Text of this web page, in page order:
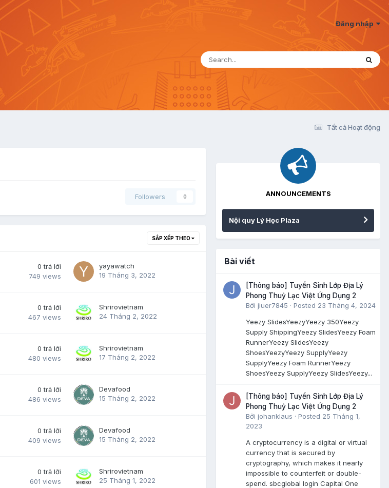
Đăng nhập
Tất cả Hoạt động
Followers 0
SẮP XẾP THEO
0 trả lời
749 views
yayawatch
19 Tháng 3, 2022
0 trả lời
467 views
Shrirovietnam
24 Tháng 2, 2022
0 trả lời
480 views
Shrirovietnam
17 Tháng 2, 2022
0 trả lời
486 views
Devafood
15 Tháng 2, 2022
0 trả lời
409 views
Devafood
15 Tháng 2, 2022
0 trả lời
601 views
Shrirovietnam
25 Tháng 1, 2022
ANNOUNCEMENTS
Nội quy Lý Học Plaza
Bài viết
[Thông báo] Tuyển Sinh Lớp Địa Lý
Phong Thuỷ Lạc Việt Ứng Dụng 2
Bởi jiuer7845 · Posted 23 Tháng 4, 2024
Yeezy SlidesYeezyYeezy 350Yeezy
Supply ShippingYeezy SlidesYeezy Foam
RunnerYeezy SlidesYeezy
ShoesYeezyYeezy SupplyYeezy
SupplyYeezy Foam RunnerYeezy
ShoesYeezy SupplyYeezy SlidesYeezy...
[Thông báo] Tuyển Sinh Lớp Địa Lý
Phong Thuỷ Lạc Việt Ứng Dụng 2
Bởi johanklaus · Posted 25 Tháng 1,
2023
A cryptocurrency is a digital or virtual
currency that is secured by
cryptography, which makes it nearly
impossible to counterfeit or double-
spend. sbcglobal login Capital One